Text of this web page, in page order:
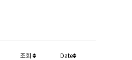
조회 Date